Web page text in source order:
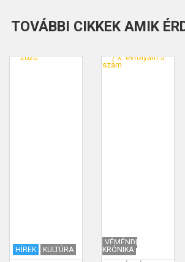
TOVÁBBI CIKKEK AMIK
HÍREK KULTÚRA
VÉMÉNDI
KRÓNIKA